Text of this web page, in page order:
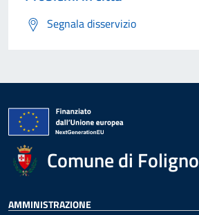
Segnala disservizio
Comune di Foligno
AMMINISTRAZIONE